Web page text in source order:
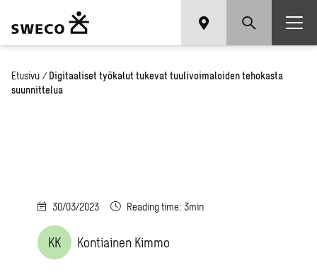
Etusivu / Digitaaliset työkalut tukevat tuulivoimaloiden tehokasta
suunnittelua
30/03/2023 Reading time: 3min
KK Kontiainen Kimmo